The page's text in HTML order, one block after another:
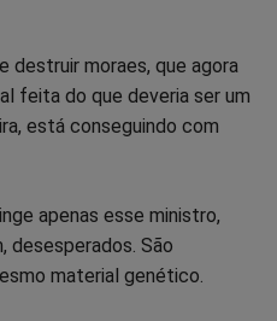
destruir moraes, que agora
feita do que deveria ser um
está conseguindo com
apenas esse ministro,
desesperados. São
material genético.